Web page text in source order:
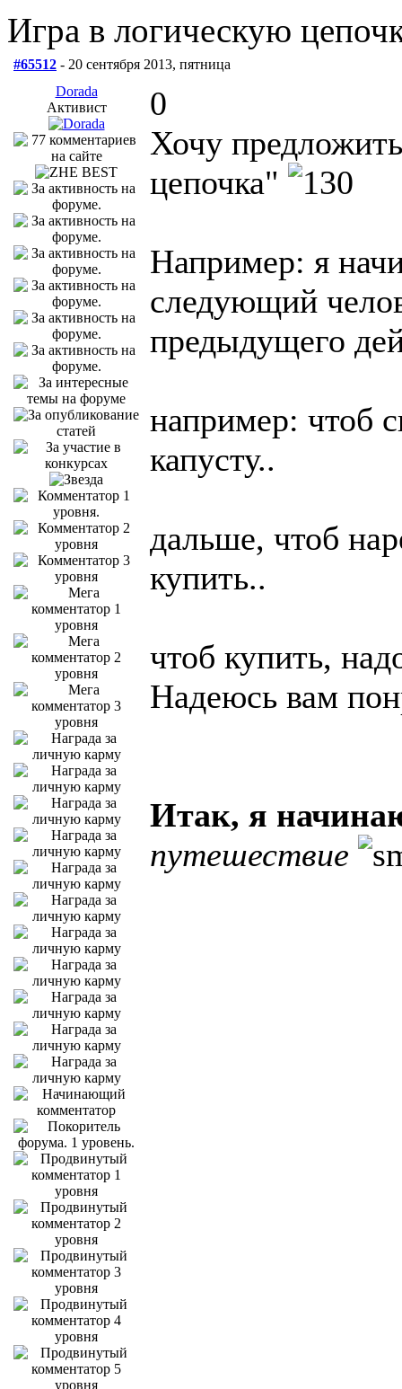
Игра в логическую
#65512 - 20 сентября 2013, пятница
Dorada
Активист
0
Хочу
цепочка"
Например: я
следующий
предыдущего
например: чтоб
капусту..
дальше, чтоб
купить..
чтоб купить,
Надеюсь вам
Итак, я
путешествие